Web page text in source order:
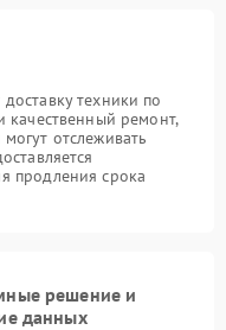
техники по
качественный ремонт,
отслеживать
продления срока
решение и
данных